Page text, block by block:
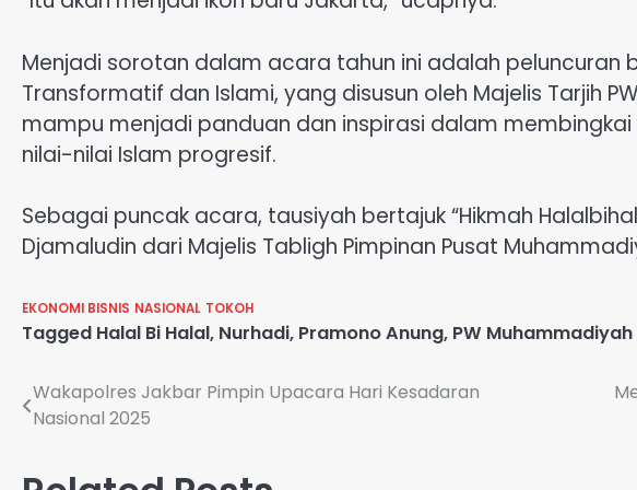
Menjadi sorotan dalam acara tahun ini adalah peluncuran
Transformatif dan Islami, yang disusun oleh Majelis Tarjih
mampu menjadi panduan dan inspirasi dalam
nilai-nilai Islam progresif.
Sebagai puncak acara, tausiyah bertajuk “Hikmah
Djamaludin dari Majelis Tabligh Pimpinan Pusat
EKONOMI BISNIS NASIONAL TOKOH
Tagged Halal Bi Halal, Nurhadi, Pramono Anung, PW
Navigasi
pos
Wakapolres Jakbar Pimpin Upacara Hari Kesadaran
Nasional 2025